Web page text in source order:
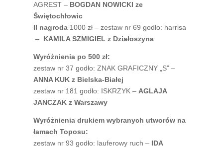
AGREST – BOGDAN NOWICKI ze
Świętochłowic
II nagroda 1000 zł – zestaw nr 69 godło: harrisa
– KAMILA SZMIGIEL z Działoszyna
Wyróżnienia po 500 zł:
zestaw nr 37 godło: ZNAK GRAFICZNY „S” –
ANNA KUK z Bielska-Białej
zestaw nr 181 godło: ISKRZYK – AGLAJA
JANCZAK z Warszawy
Wyróżnienia drukiem wybranych utworów na
łamach Toposu:
zestaw nr 93 godło: lauferowy ruch – IDA